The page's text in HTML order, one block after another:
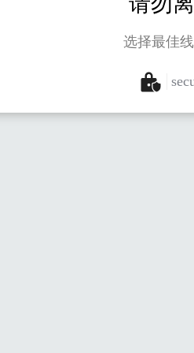
选择最佳